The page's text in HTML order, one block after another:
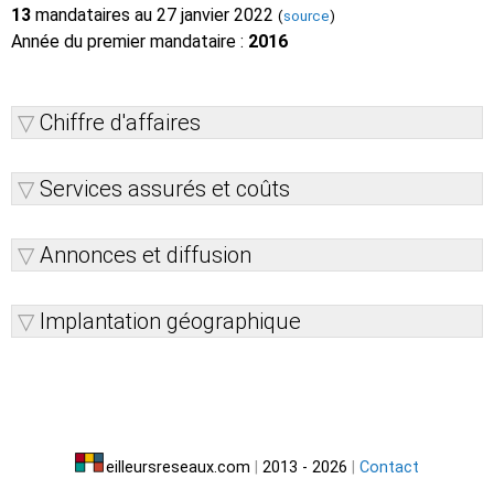
13 mandataires au 27 janvier 2022 (source)
Année du premier mandataire : 2016
Chiffre d'affaires
Services assurés et coûts
Annonces et diffusion
Implantation géographique
eilleursreseaux.com 2013 - 2026 Contact